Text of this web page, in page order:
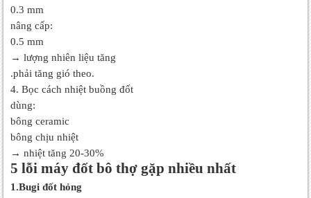
0.3 mm
nâng cấp:
0.5 mm
→ lượng nhiên liệu tăng
.phải tăng gió theo.
4. Bọc cách nhiệt buồng đốt
dùng:
bông ceramic
bông chịu nhiệt
→ nhiệt tăng 20-30%
5 lỗi máy đốt bô thợ gặp nhiều nhất
1.Bugi đốt hỏng